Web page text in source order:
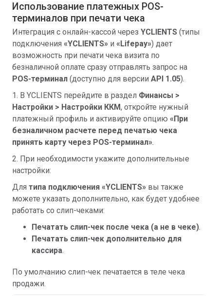
Использование платежных POS-
терминалов при печати чека
Интеграция с онлайн-кассой через YCLIENTS (типы
подключения «YCLIENTS» и « Lifepay») дает
возможность при печати чека визита по
безналичной оплате сразу отправлять запрос на
POS-терминал (доступно для версии API 1.05).
1. В YCLIENTS перейдите в раздел Финансы >
Настройки > Настройки ККМ, откройте нужный
платежный профиль и активируйте опцию «При
безналичном расчете перед печатью чека
принять карту через POS-терминал».
2. При необходимости укажите дополнительные
настройки:
Для типа подключения «YCLIENTS» вы также
можете указать дополнительно, как будет удобнее
работать со слип-чеками:
Печатать слип-чек после чека (а не в чеке).
Печатать слип-чек дополнительно для
кассира.
По умолчанию слип-чек печатается в теле чека
продажи.